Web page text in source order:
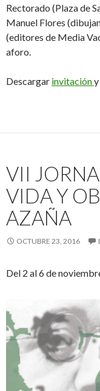
Rectorado (Plaza de
Manuel Flores
(editores de Media
aforo.
Descargar invitacióny
VII
VIDA Y
AZAÑA
OCTUBRE 23, 2016
Del 2 al 6 de